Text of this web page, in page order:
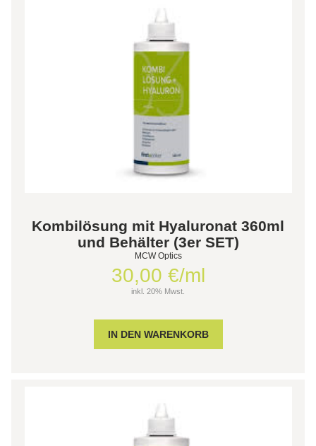
Kombilösung mit Hyaluronat 360ml
und Behälter (3er SET)
MCW Optics
30,00 €/ml
inkl. 20% Mwst.